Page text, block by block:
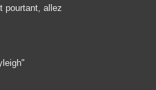
pourtant, allez